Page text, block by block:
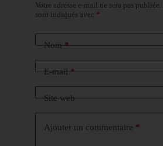
Votre adresse e-mail ne sera pas publiée.
sont indiqués avec *
Nom*
E-mail*
Site web
Ajouter un commentaire *